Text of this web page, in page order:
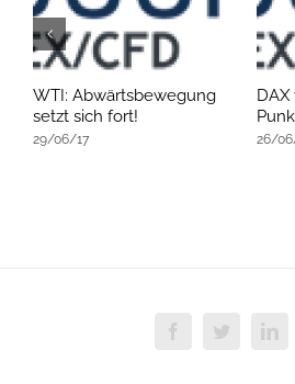
WTI: Abwärtsbewegung
setzt sich fort!
29/06/17 26/
FacebookTwitter